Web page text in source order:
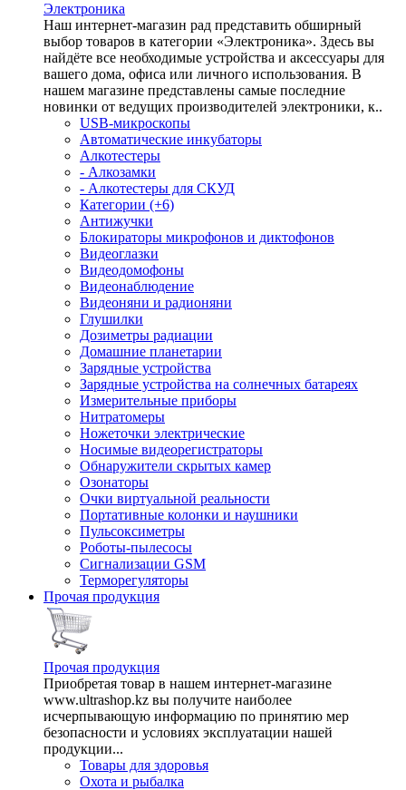
Электроника
Наш интернет-магазин рад представить обширный
выбор товаров в категории «Электроника». Здесь вы
найдёте все необходимые устройства и аксессуары для
вашего дома, офиса или личного использования. В
нашем магазине представлены самые последние
новинки от ведущих производителей электроники, к..
USB-микроскопы
Автоматические инкубаторы
Алкотестеры
- Алкозамки
- Алкотестеры для СКУД
Категории (+6)
Антижучки
Блокираторы микрофонов и диктофонов
Видеоглазки
Видеодомофоны
Видеонаблюдение
Видеоняни и радионяни
Глушилки
Дозиметры радиации
Домашние планетарии
Зарядные устройства
Зарядные устройства на солнечных батареях
Измерительные приборы
Нитратомеры
Ножеточки электрические
Носимые видеорегистраторы
Обнаружители скрытых камер
Озонаторы
Очки виртуальной реальности
Портативные колонки и наушники
Пульсоксиметры
Роботы-пылесосы
Сигнализации GSM
Терморегуляторы
Прочая продукция
Прочая продукция
Приобретая товар в нашем интернет-магазине
www.ultrashop.kz вы получите наиболее
исчерпывающую информацию по принятию мер
безопасности и условиях эксплуатации нашей
продукции...
Товары для здоровья
Охота и рыбалка